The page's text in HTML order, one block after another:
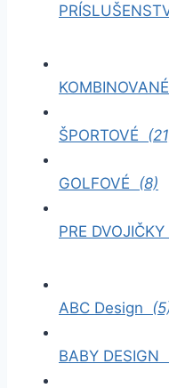
KOMBINOVANÉ
ŠPORTOVÉ
GOLFOVÉ (8)
PRE DVOJIČKY
ABC Design
BABY DESIGN